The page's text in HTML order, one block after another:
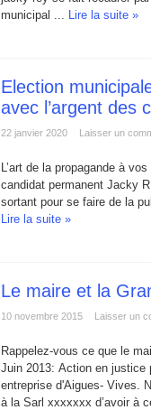
municipal ... Lire la suite »
Election
avec l’argent des
22 janvier 2020 Laisser un
L’art de la propagande à
candidat permanent Jacky
sortant pour se faire de la
Lire la suite »
Le maire et la
10 novembre 2015 Laisser un
Rappelez-vous ce que le
Juin 2013: Action en justice
entreprise d'Aigues- Vives.
à la Sarl xxxxxxx d’avoir à